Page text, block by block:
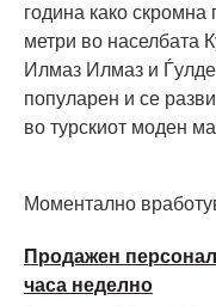
година како
метри во населбата
Илмаз Илмаз и
популарен и се
во турскиот моден
Моментално
Продажен
часа неделно